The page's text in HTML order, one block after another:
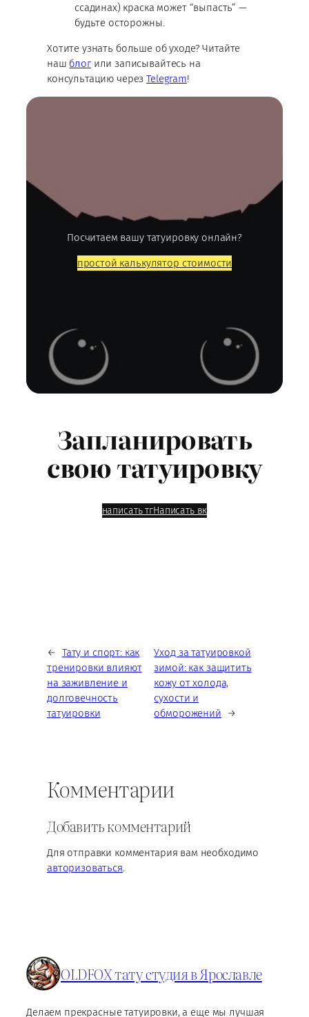
ссадинах) краска может “выпасть” —
будьте осторожны.
Хотите узнать больше об уходе? Читайте
наш блогили записывайтесь на
консультацию черезTelegram!
Посчитаем вашу татуировку онлайн?
простой калькулятор стоимости
Запланировать
свою татуировку
написать тгНаписать вк
← Тату и спорт: как
тренировки влияют
на заживление и
долговечность
татуировки
Уход за татуировкой
зимой: как защитить
кожу от холода,
сухости и
обморожений
→
Комментарии
Добавить комментарий
Для отправки комментария вам необходимо
авторизоваться.
OLDFOX тату студия в Ярославле
Делаем прекрасные татуировки, а еще мы лучшая